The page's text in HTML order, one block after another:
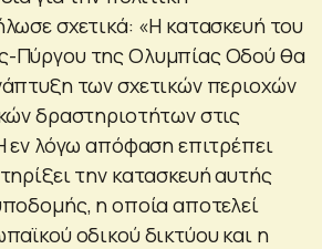
σχετικά: «Η κατασκευή του
Πύργου της Ολυμπίας Οδού θα
των σχετικών περιοχών
δραστηριοτήτων στις
εν λόγω απόφαση επιτρέπει
την κατασκευή αυτής
η οποία αποτελεί
οδικού δικτύου και η